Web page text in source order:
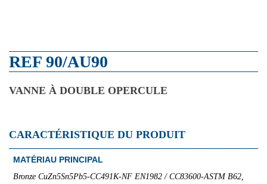
REF 90/AU90
VANNE À DOUBLE OPERCULE
CARACTÉRISTIQUE DU PRODUIT
MATÉRIAU PRINCIPAL
Bronze CuZn5Sn5Pb5-CC491K-NF EN1982 / CC83600-ASTM B62,